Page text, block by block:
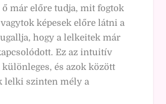
már előre tudja, mit fogtok
képesek előre látni a
hogy a lelkeitek már
Ez az intuitív
és azok között
lelki szinten mély a